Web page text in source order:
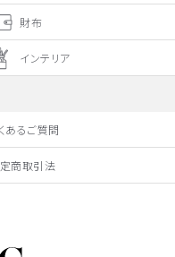
財布
インテリア
あるご質問
商取引法